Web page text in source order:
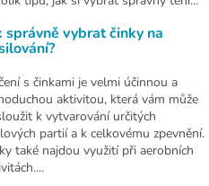
správně vybrat činky na
s činkami je velmi účinnou a
aktivitou, která vám může
k vytvarování určitých
partií a k celkovému zpevnění.
také najdou využití při aerobních